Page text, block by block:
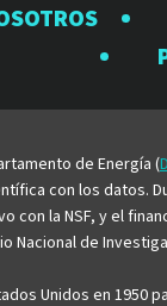
de Energía (
con los datos.
con la NSF, y el
de
Unidos en